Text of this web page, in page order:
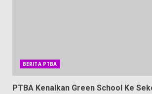
BERITA PTBA
PTBA Kenalkan Green School Ke